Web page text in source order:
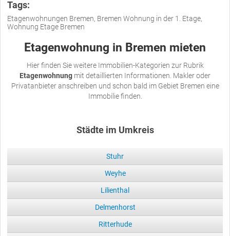
Tags:
Etagenwohnungen Bremen, Bremen Wohnung in der 1. Etage,
Wohnung Etage Bremen
Etagenwohnung in Bremen mieten
Hier finden Sie weitere Immobilien-Kategorien zur Rubrik
Etagenwohnung mit detaillierten Informationen. Makler oder
Privatanbieter anschreiben und schon bald im Gebiet Bremen eine
Immobilie finden.
Städte im Umkreis
Stuhr
Weyhe
Lilienthal
Delmenhorst
Ritterhude